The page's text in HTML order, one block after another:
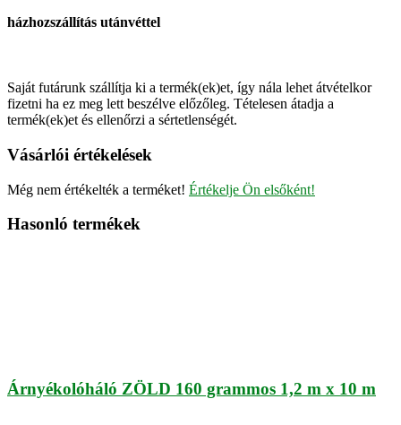
házhozszállítás utánvéttel
Saját futárunk szállítja ki a termék(ek)et, így nála lehet átvételkor
fizetni ha ez meg lett beszélve előzőleg. Tételesen átadja a
termék(ek)et és ellenőrzi a sértetlenségét.
Vásárlói értékelések
Még nem értékelték a terméket! Értékelje Ön elsőként!
Hasonló termékek
Árnyékolóháló ZÖLD 160 grammos 1,2 m x 10 m